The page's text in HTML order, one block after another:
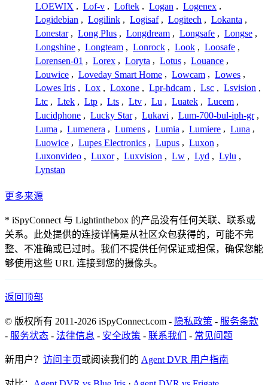
LOEWIX , Lof-v , Loftek , Logan , Logenex ,
Logidebian , Logilink , Logisaf , Logitech , Lokanta ,
Lonestar , Long Plus , Longdream , Longsafe , Longse ,
Longshine , Longteam , Lonrock , Look , Loosafe ,
Lorensen-01 , Lorex , Loryta , Lotus , Louance ,
Louwice , Loveday Smart Home , Lowcam , Lowes ,
Lowes Iris , Lox , Loxone , Lpr-hdcam , Lsc , Lsvision ,
Ltc , Ltek , Ltp , Lts , Ltv , Lu , Luatek , Lucem ,
Lucidphone , Lucky Star , Lukavi , Lum-700-bul-iph-gr ,
Luma , Lumenera , Lumens , Lumia , Lumiere , Luna ,
Luowice , Lupes Electronics , Lupus , Luxon ,
Luxonvideo , Luxor , Luxvision , Lw , Lyd , Lylu ,
Lynstan
更多来源
* iSpyConnect 与 Lightinthebox 的产品没有任何关联、联系或
关系。此处提供的连接详情是从社区众包获得的，可能不完
整、不准确或已过时。我们不提供任何保证或担保，确保您能
够使用这些 URL 连接到您的摄像头。
返回顶部
© 版权所有 2011-2026 iSpyConnect.com - 隐私政策 - 服务条款
- 服务状态 - 法律信息 - 安全政策 - 联系我们 - 常见问题
新用户？ 访问主页或阅读我们的 Agent DVR 用户指南